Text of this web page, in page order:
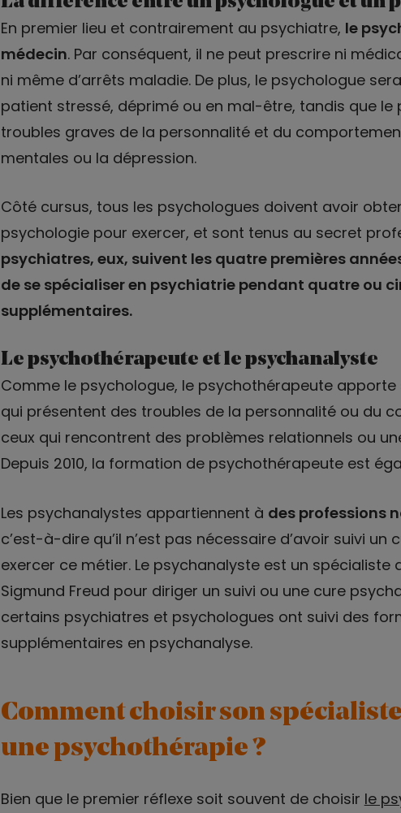
En premier lieu et contrairement au psychiatre, le
médecin. Par conséquent, il ne peut prescrire ni
ni même d’arrêts maladie. De plus, le psychologue
patient stressé, déprimé ou en mal-être, tandis que le
troubles graves de la personnalité et du
mentales ou la dépression.
Côté cursus, tous les psychologues doivent avoir
psychologie pour exercer, et sont tenus au secret
psychiatres, eux, suivent les quatre premières
de se spécialiser en psychiatrie pendant quatre ou
supplémentaires.
Le psychothérapeute et le psychanalyste
Comme le psychologue, le psychothérapeute
qui présentent des troubles de la personnalité ou du
ceux qui rencontrent des problèmes relationnels ou
Depuis 2010, la formation de psychothérapeute est
Les psychanalystes appartiennent à des professions
c’est-à-dire qu’il n’est pas nécessaire d’avoir suivi un
exercer ce métier. Le psychanalyste est un spécialiste
Sigmund Freud pour diriger un suivi ou une cure
certains psychiatres et psychologues ont suivi des
supplémentaires en psychanalyse.
Comment choisir son
une psychothérapie ?
Bien que le premier réflexe soit souvent de choisir le